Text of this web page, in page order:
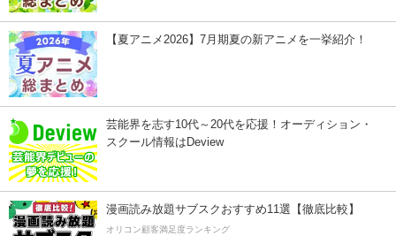
【夏アニメ2026】7月期夏の新アニメを一挙紹介！
芸能界を志す10代～20代を応援！オーディション・
スクール情報はDeview
漫画読み放題サブスクおすすめ11選【徹底比較】
オリコン顧客満足度ランキング